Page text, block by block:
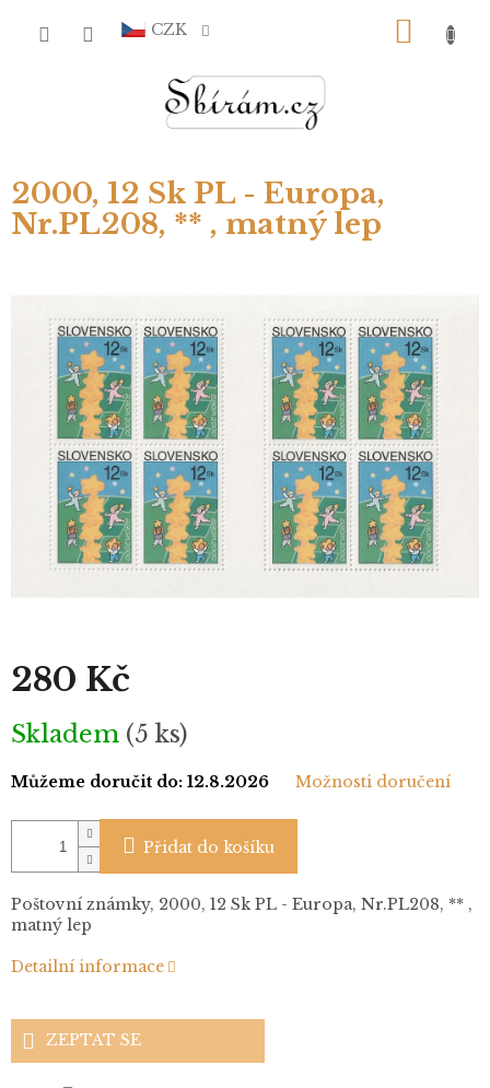
CZK
2000, 12 Sk PL - Europa,
Nr.PL208, ** , matný lep
280 Kč
Měrná
cena:
Skladem (5 ks)
Můžeme doručit do: 12.8.2026 Možnosti doručení
Přidat do košíku
Poštovní známky, 2000, 12 Sk PL - Europa, Nr.PL208, ** ,
matný lep
Detailní informace
ZEPTAT SE